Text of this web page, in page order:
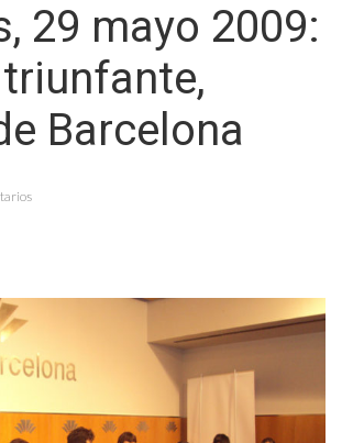
29 mayo 2009:
Barcelona